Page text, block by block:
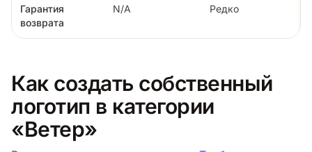
Гарантия
возврата
N/A Редко
Как создать собственный
логотип в категории
«Ветер»